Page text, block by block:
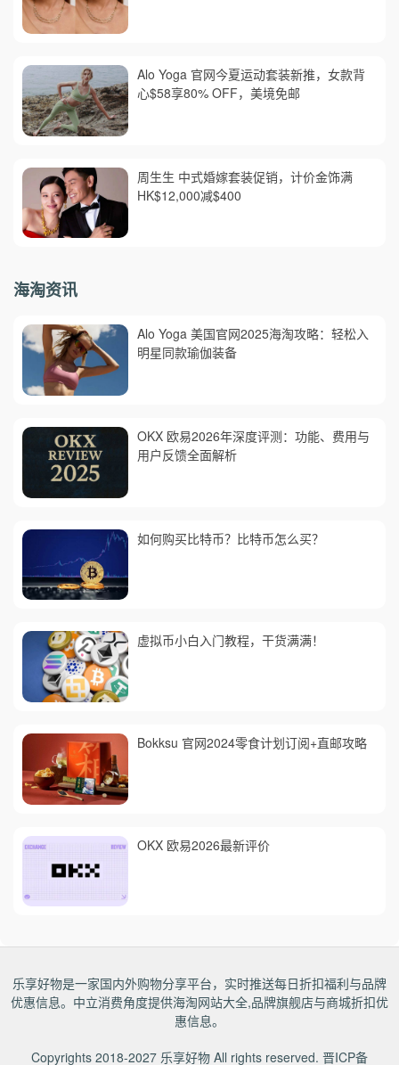
Alo Yoga 官网今夏运动套装新推，女款背
心$58享80% OFF，美境免邮
周生生 中式婚嫁套装促销，计价金饰满
HK$12,000减$400
海淘资讯
Alo Yoga 美国官网2025海淘攻略：轻松入
明星同款瑜伽装备
OKX 欧易2026年深度评测：功能、费用与
用户反馈全面解析
如何购买比特币？比特币怎么买？
虚拟币小白入门教程，干货满满！
Bokksu 官网2024零食计划订阅+直邮攻略
OKX 欧易2026最新评价
乐享好物是一家国内外购物分享平台，实时推送每日折扣福利与品牌
优惠信息。中立消费角度提供海淘网站大全,品牌旗舰店与商城折扣优
惠信息。
Copyrights 2018-2027 乐享好物 All rights reserved. 晋ICP备